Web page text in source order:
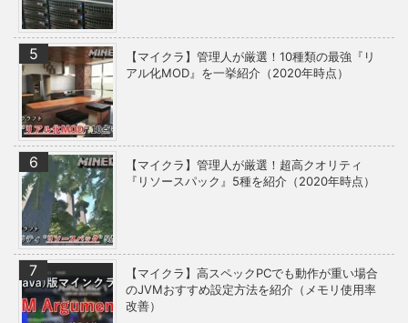
【マイクラ】管理人が厳選！10種類の最強『リ
アル化MOD』を一挙紹介（2020年時点）
【マイクラ】管理人が厳選！超高クオリティ
『リソースパック』5種を紹介（2020年時点）
【マイクラ】高スペックPCでも動作が重い場合
のJVMおすすめ設定方法を紹介（メモリ使用率
改善）